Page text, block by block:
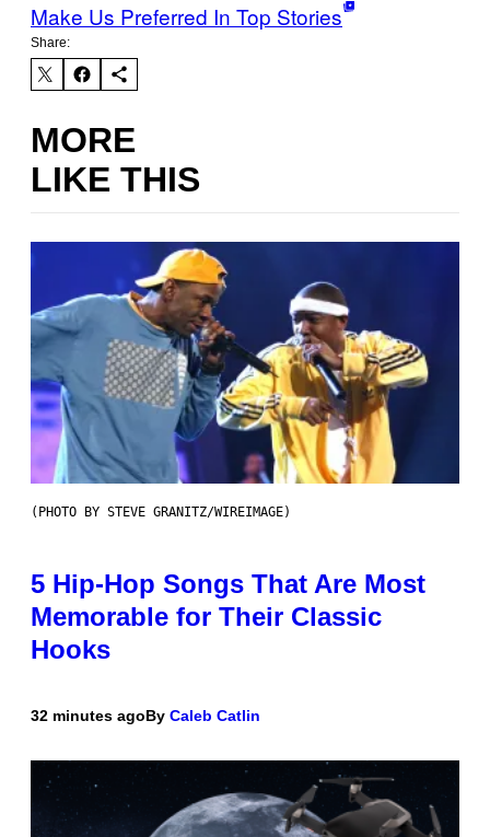
Make Us Preferred In Top Stories
Share:
MORE
LIKE THIS
(PHOTO BY STEVE GRANITZ/WIREIMAGE)
5 Hip-Hop Songs That Are Most
Memorable for Their Classic
Hooks
32 minutes agoBy Caleb Catlin